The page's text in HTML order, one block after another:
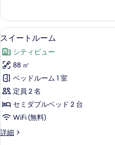
を
表
示
す
る
す
べ
て
の
写
真
を
表
す
煙
の
詳
細
禁
煙
の
す
べ
て
の
写
真
を
ツ
イ
ン
ー
ム
禁
煙
の
詳
細
ス
イ
ー
ト
ル
ー
ム
の
す
6
スイートルーム
シティビュー
88 ㎡
ベッドルーム 1 室
定員 2 名
セミダブルベッド 2 台
WiFi (無料)
詳細
ス